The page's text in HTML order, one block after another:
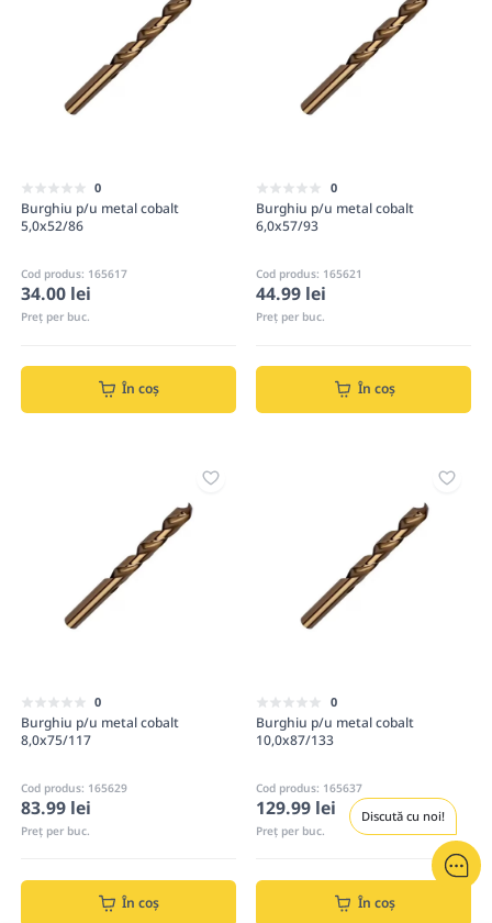
0
Burghiu p/u metal cobalt
5,0x52/86
Cod produs: 165617
34.00 lei
Preț per buc.
În coș
0
Burghiu p/u metal cobalt
6,0x57/93
Cod produs: 165621
44.99 lei
Preț per buc.
În coș
0
Burghiu p/u metal cobalt
8,0x75/117
Cod produs: 165629
83.99 lei
Preț per buc.
În coș
0
Burghiu p/u metal cobalt
10,0x87/133
Cod produs: 165637
129.99 lei
Preț per buc.
În coș
Discută cu noi!